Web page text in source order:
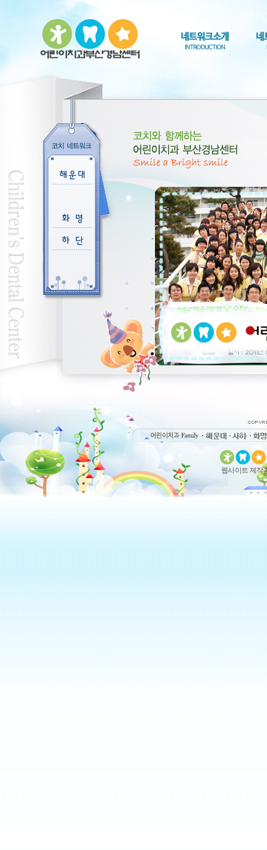
웹사이트 제작